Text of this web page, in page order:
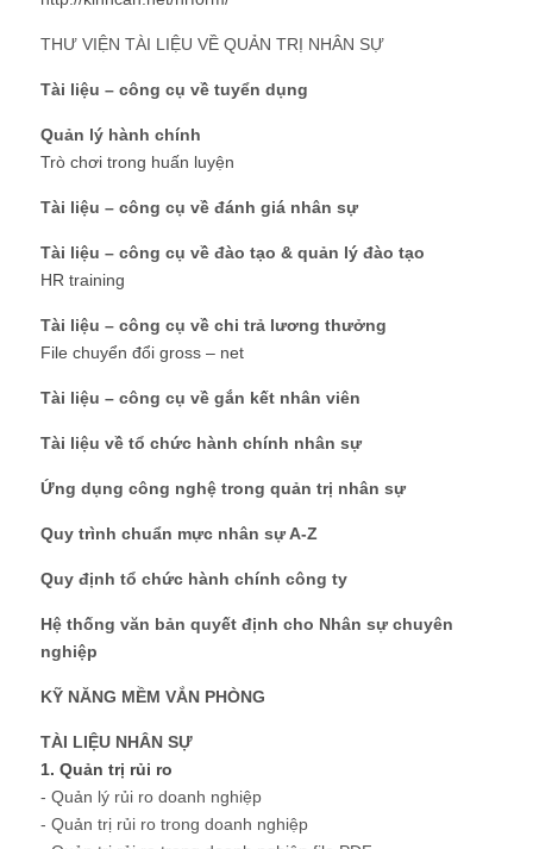
THƯ VIỆN TÀI LIỆU VỀ QUẢN TRỊ NHÂN SỰ
Tài liệu – công cụ về tuyển dụng
Quản lý hành chính
Trò chơi trong huấn luyện
Tài liệu – công cụ về đánh giá nhân sự
Tài liệu – công cụ về đào tạo & quản lý đào tạo
HR training
Tài liệu – công cụ về chi trả lương thưởng
File chuyển đổi gross – net
Tài liệu – công cụ về gắn kết nhân viên
Tài liệu về tổ chức hành chính nhân sự
Ứng dụng công nghệ trong quản trị nhân sự
Quy trình chuẩn mực nhân sự A-Z
Quy định tổ chức hành chính công ty
Hệ thống văn bản quyết định cho Nhân sự chuyên
nghiệp
KỸ NĂNG MỀM VẮN PHÒNG
TÀI LIỆU NHÂN SỰ
1. Quản trị rủi ro
- Quản lý rủi ro doanh nghiệp
- Quản trị rủi ro trong doanh nghiệp